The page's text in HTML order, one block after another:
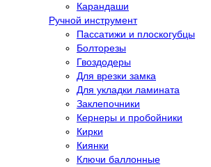
Карандаши
Ручной инструмент
Пассатижи и плоскогубцы
Болторезы
Гвоздодеры
Для врезки замка
Для укладки ламината
Заклепочники
Кернеры и пробойники
Кирки
Киянки
Ключи баллонные